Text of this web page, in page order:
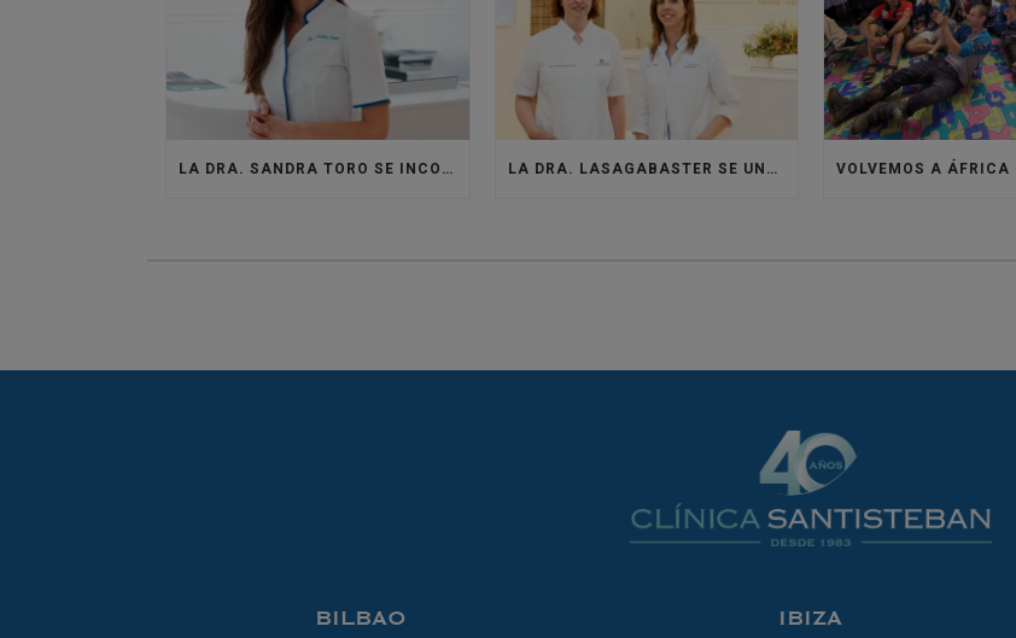
LA DRA. SANDRA TORO SE INCORPORA A LA CLÍNICA SANTISTEBAN PARA DAR VIDA AL ÁREA DE MEDICINA ESTÉTICA LA DRA. LASAGABASTER SE UNE A LA CLÍNICA SANTISTEBAN PARA REFORZAR EL ÁREA DE ORTODONCIA
BILBAO IBIZA